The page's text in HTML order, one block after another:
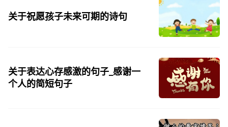
关于祝愿孩子未来可期的诗句
关于表达心存感激的句子_感谢一
个人的简短句子